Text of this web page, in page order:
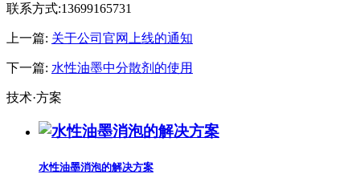
联系方式:13699165731
上一篇: 关于公司官网上线的通知
下一篇: 水性油墨中分散剂的使用
技术·方案
水性油墨消泡的解决方案